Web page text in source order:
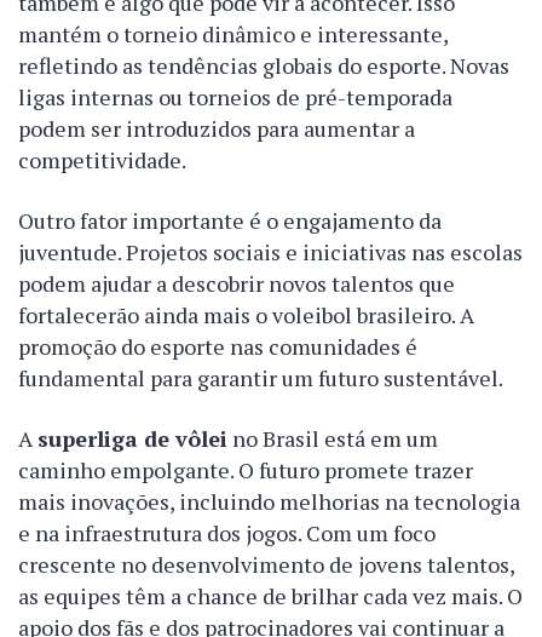
mantém o torneio dinâmico e interessante,
refletindo as tendências globais do esporte. Novas
ligas internas ou torneios de pré-temporada
podem ser introduzidos para aumentar a
competitividade.
Outro fator importante é o engajamento da
juventude. Projetos sociais e iniciativas nas escolas
podem ajudar a descobrir novos talentos que
fortalecerão ainda mais o voleibol brasileiro. A
promoção do esporte nas comunidades é
fundamental para garantir um futuro sustentável.
Asuperliga de vôlei no Brasil está em um
caminho empolgante. O futuro promete trazer
mais inovações, incluindo melhorias na tecnologia
e na infraestrutura dos jogos. Com um foco
crescente no desenvolvimento de jovens talentos,
as equipes têm a chance de brilhar cada vez mais. O
apoio dos fãs e dos patrocinadores vai continuar a